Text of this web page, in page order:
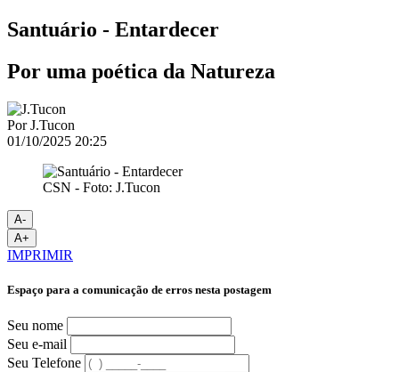
Santuário - Entardecer
Por uma poética da Natureza
PorJ.Tucon
01/10/2025 20:25
CSN - Foto: J.Tucon
A-
A+
IMPRIMIR
Espaço para a comunicação de erros nesta postagem
Seu nome
Seu e-mail
Seu Telefone